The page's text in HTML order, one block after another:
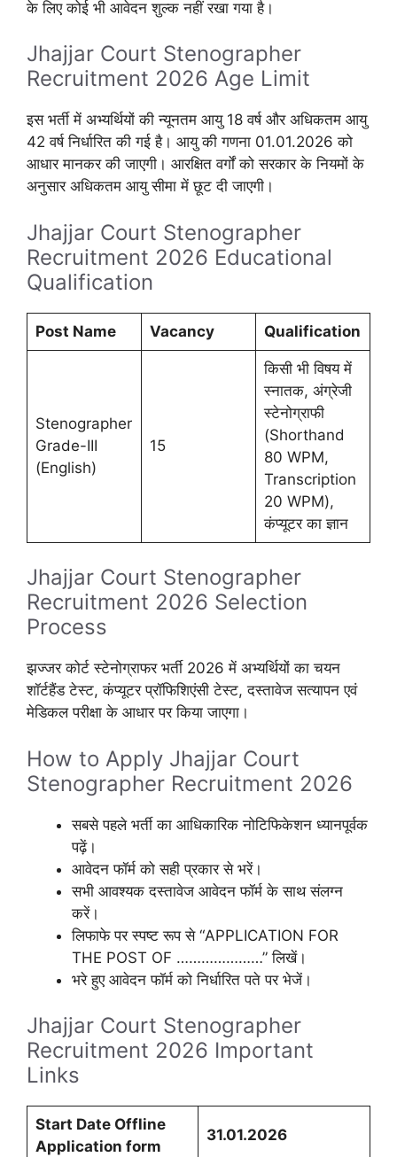
के लिए कोई भी आवेदन शुल्क नहीं रखा गया है।
Jhajjar Court Stenographer
Recruitment 2026 Age Limit
इस भर्ती में अभ्यर्थियों की न्यूनतम आयु 18 वर्ष और अधिकतम आयु
42 वर्ष निर्धारित की गई है। आयु की गणना 01.01.2026 को
आधार मानकर की जाएगी। आरक्षित वर्गों को सरकार के नियमों के
अनुसार अधिकतम आयु सीमा में छूट दी जाएगी।
Jhajjar Court Stenographer
Recruitment 2026 Educational
Qualification
Post Name Vacancy Qualification
Stenographer
Grade-III
(English)
15
किसी भी विषय में
स्नातक, अंग्रेजी
स्टेनोग्राफी
(Shorthand
80 WPM,
Transcription
20 WPM),
कंप्यूटर का ज्ञान
Jhajjar Court Stenographer
Recruitment 2026 Selection
Process
झज्जर कोर्ट स्टेनोग्राफर भर्ती 2026 में अभ्यर्थियों का चयन
शॉर्टहैंड टेस्ट, कंप्यूटर प्रॉफिशिएंसी टेस्ट, दस्तावेज सत्यापन एवं
मेडिकल परीक्षा के आधार पर किया जाएगा।
How to Apply Jhajjar Court
Stenographer Recruitment 2026
सबसे पहले भर्ती का आधिकारिक नोटिफिकेशन ध्यानपूर्वक
पढ़ें।
आवेदन फॉर्म को सही प्रकार से भरें।
सभी आवश्यक दस्तावेज आवेदन फॉर्म के साथ संलग्न
करें।
लिफाफे पर स्पष्ट रूप से “APPLICATION FOR
THE POST OF …………………” लिखें।
भरे हुए आवेदन फॉर्म को निर्धारित पते पर भेजें।
Jhajjar Court Stenographer
Recruitment 2026 Important
Links
Start Date Offline
Application form
31.01.2026